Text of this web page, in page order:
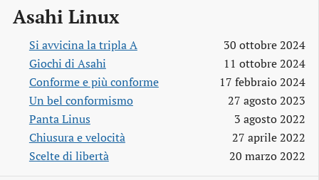
Asahi Linux
Si avvicina la tripla A
30 ottobre 2024
Giochi di Asahi
11 ottobre 2024
Conforme e più conforme
17 febbraio 2024
Un bel conformismo
27 agosto 2023
Panta Linus
3 agosto 2022
Chiusura e velocità
27 aprile 2022
Scelte di libertà
20 marzo 2022